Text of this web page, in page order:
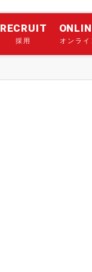
RECRUIT
採用 オンラ